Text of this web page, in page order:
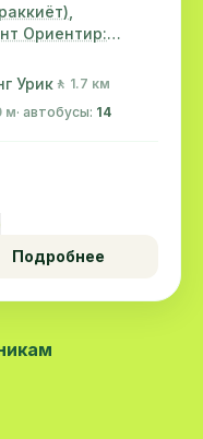
Ориентир:
Урик🚶 1.7 км
м· автобусы: 14
Подробнее